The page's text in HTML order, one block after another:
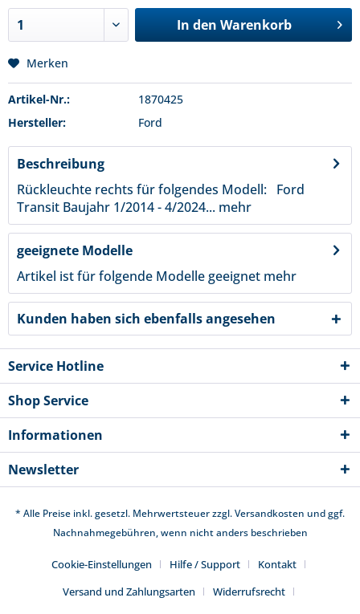
In den Warenkorb
Merken
Artikel-Nr.:
1870425
Hersteller:
Ford
Beschreibung
Rückleuchte rechts für folgendes Modell: Ford
Transit Baujahr 1/2014 - 4/2024... mehr
geeignete Modelle
Artikel ist für folgende Modelle geeignet mehr
Kunden haben sich ebenfalls angesehen
Service Hotline
Shop Service
Informationen
Newsletter
* Alle Preise inkl. gesetzl. Mehrwertsteuer zzgl.Versandkosten und ggf.
Nachnahmegebühren, wenn nicht anders beschrieben
Cookie-Einstellungen Hilfe / Support
Kontakt
Versand und Zahlungsarten
Widerrufsrecht